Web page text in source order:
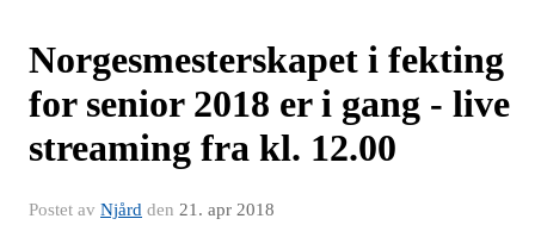
Norgesmesterskapet i fekting
for senior 2018 er i gang - live
streaming fra kl. 12.00
Postet av Njård den 21. apr 2018